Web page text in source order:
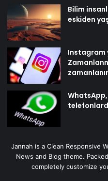
Bilim
eskiden
Instagram
Jannah is a Clean Responsive
News and Blog theme.
completely customize